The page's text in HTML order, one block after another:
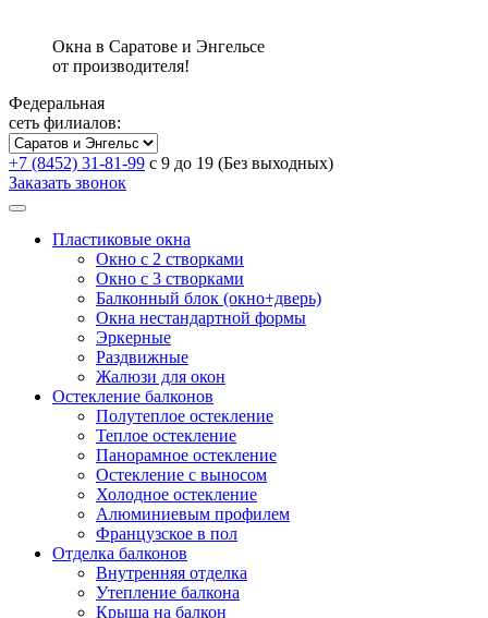
Окна в Саратове и Энгельсе
от производителя!
Федеральная
сеть филиалов:
+7 (8452) 31-81-99 с 9 до 19 (Без выходных)
Заказать звонок
Пластиковые окна
Окно с 2 створками
Окно с 3 створками
Балконный блок (окно+дверь)
Окна нестандартной формы
Эркерные
Раздвижные
Жалюзи для окон
Остекление балконов
Полутеплое остекление
Теплое остекление
Панорамное остекление
Остекление с выносом
Холодное остекление
Алюминиевым профилем
Французское в пол
Отделка балконов
Внутренняя отделка
Утепление балкона
Крыша на балкон